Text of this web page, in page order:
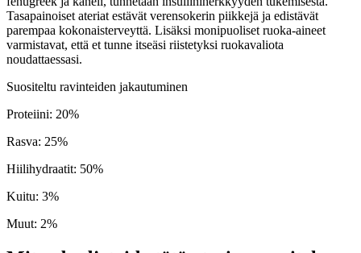
Tasapainoiset ateriat estävät verensokerin piikkejä ja edistävät
parempaa kokonaisterveyttä. Lisäksi monipuoliset ruoka-aineet
varmistavat, että et tunne itseäsi riistetyksi ruokavaliota
noudattaessasi.
Suositeltu ravinteiden jakautuminen
Proteiini: 20%
Rasva: 25%
Hiilihydraatit: 50%
Kuitu: 3%
Muut: 2%